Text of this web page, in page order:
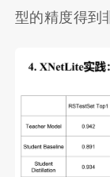
型的精度得到